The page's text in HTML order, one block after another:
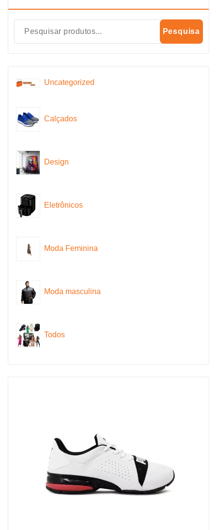
Pesquisa
Uncategorized
Calçados
Design
Eletrônicos
Moda Feminina
Moda masculina
Todos